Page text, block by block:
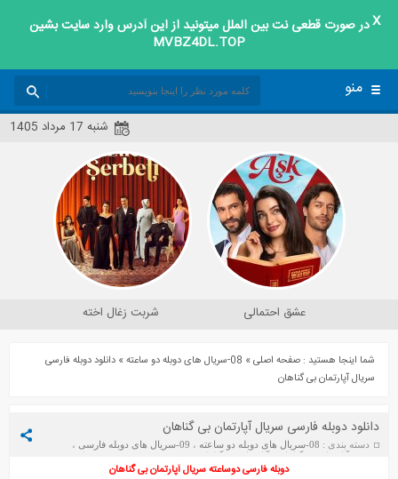
در صورت قطعی نت بین الملل میتونید از این آدرس وارد سایت بشین
MVBZ4DL.TOP
X
دانلود فیلم و سریال
دانلود دوبله فارسی دو ساعته سریال ترکی آپارتمان بی گناهان Masumlar Apartmani
منو
شنبه 17 مرداد 1405
عشق احتمالی شربت زغال اخته
شما اینجا هستید :صفحه اصلی» 08-سریال های دوبله دو ساعته »دانلود دوبله فارسی
سریال آپارتمان بی گناهان
دانلود دوبله فارسی سریال آپارتمان بی گناهان
دسته بندی : 08-سریال های دوبله دو ساعته ، 09-سریال های دوبله فارسی
،
،آپارتمان بی گناهان ،آپارتمان بی گناهان (Masumlar Apartmani)
تاریخ
دوبله فارسی دوساعته سریال آپارتمان بی گناهان